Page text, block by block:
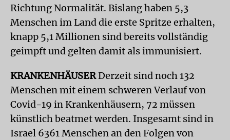
Richtung Normalität. Bislang haben 5,3
Menschen im Land die erste Spritze erhalten,
knapp 5,1 Millionen sind bereits vollständig
geimpft und gelten damit als immunisiert.
KRANKENHÄUSERDerzeit sind noch 132
Menschen mit einem schweren Verlauf von
Covid-19 in Krankenhäusern, 72 müssen
künstlich beatmet werden. Insgesamt sind in
Israel 6361 Menschen an den Folgen von